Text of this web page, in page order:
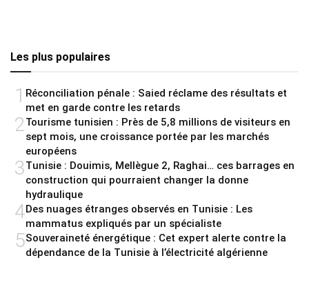
Les plus populaires
1 Réconciliation pénale : Saied réclame des résultats et
met en garde contre les retards
2Tourisme tunisien : Près de 5,8 millions de visiteurs en
sept mois, une croissance portée par les marchés
européens
3Tunisie : Douimis, Mellègue 2, Raghai… ces barrages en
construction qui pourraient changer la donne
hydraulique
4Des nuages étranges observés en Tunisie : Les
mammatus expliqués par un spécialiste
5Souveraineté énergétique : Cet expert alerte contre la
dépendance de la Tunisie à l’électricité algérienne